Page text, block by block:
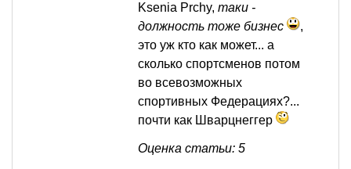
Ksenia Prchy, таки -
должность тоже бизнес
,
это уж кто как может... а
сколько спортсменов потом
во всевозможных
спортивных Федерациях?...
почти как Шварцнеггер
Оценка статьи: 5